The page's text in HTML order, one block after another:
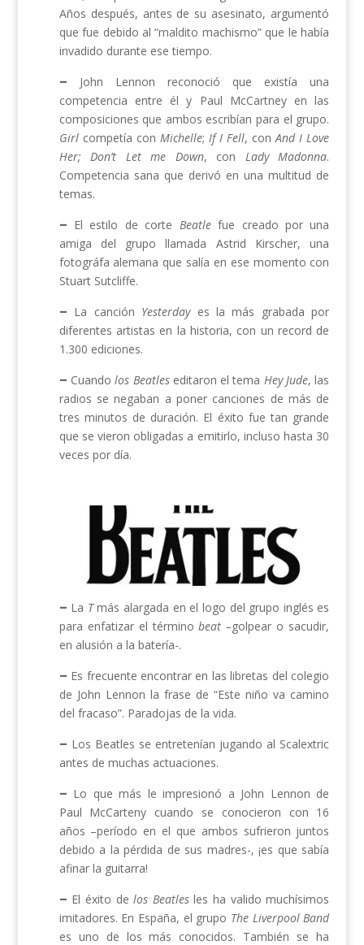
Años después, antes de su asesinato, argumentó
que fue debido al “maldito machismo” que le había
invadido durante ese tiempo.
– John Lennon reconoció que existía una
competencia entre él y Paul McCartney en las
composiciones que ambos escribían para el grupo.
Girlcompetía con Michelle; If I Fell, conAnd I Love
Her; Don’t Let me Down, con Lady Madonna.
Competencia sana que derivó en una multitud de
temas.
– El estilo de corte Beatlefue creado por una
amiga del grupo llamada Astrid Kirscher, una
fotográfa alemana que salía en ese momento con
Stuart Sutcliffe.
– La canción Yesterday es la más grabada por
diferentes artistas en la historia, con un record de
1.300 ediciones.
– Cuandolos Beatleseditaron el tema Hey Jude, las
radios se negaban a poner canciones de más de
tres minutos de duración. El éxito fue tan grande
que se vieron obligadas a emitirlo, incluso hasta 30
veces por día.
– La Tmás alargada en el logo del grupo inglés es
para enfatizar el términobeat –golpear o sacudir,
en alusión a la batería-.
– Es frecuente encontrar en las libretas del colegio
de John Lennon la frase de “Este niño va camino
del fracaso”. Paradojas de la vida.
– Los Beatles se entretenían jugando al Scalextric
antes de muchas actuaciones.
– Lo que más le impresionó a John Lennon de
Paul McCarteny cuando se conocieron con 16
años –período en el que ambos sufrieron juntos
debido a la pérdida de sus madres-, ¡es que sabía
afinar la guitarra!
– El éxito delos Beatlesles ha valido muchísimos
imitadores. En España, el grupo The Liverpool Band
es uno de los más conocidos. También se ha